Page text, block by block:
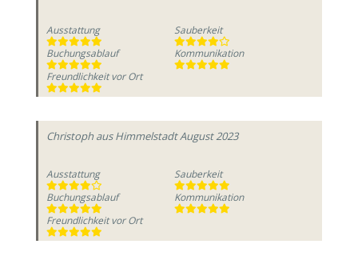
Ausstattung
Sauberkeit
Buchungsablauf
Kommunikation
Freundlichkeit vor Ort
Christoph aus Himmelstadt August 2023
Ausstattung
Sauberkeit
Buchungsablauf
Kommunikation
Freundlichkeit vor Ort